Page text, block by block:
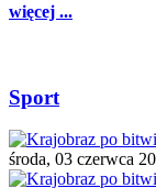
więcej ...
Sport
środa, 03 czerwca